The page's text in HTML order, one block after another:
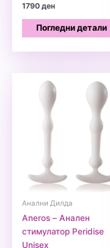
1790ден
Погледни детали
Анални Дилда
Aneros – Анален
стимулатор Peridise
Unisex